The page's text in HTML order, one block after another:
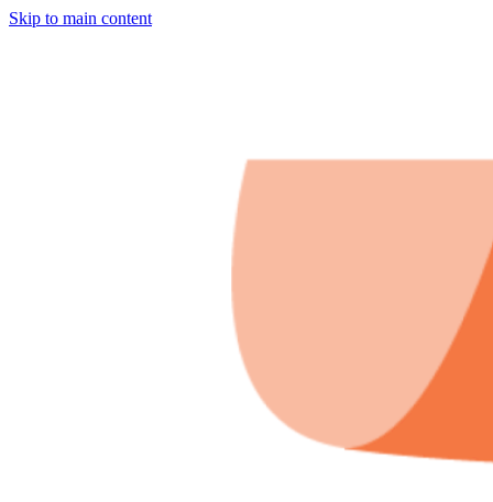
Skip to main content